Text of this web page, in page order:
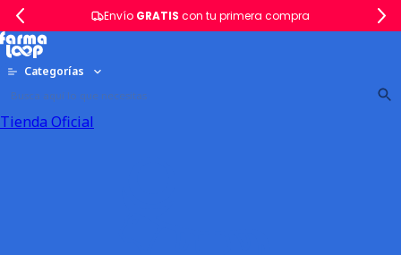
Envío GRATIS con tu primera compra
Categorías
Tienda Oficial